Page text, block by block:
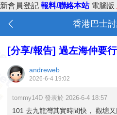
新會員登記 報料/聯絡本站 電腦版
香港巴士
[分享/報告] 過左海仲要
andreweb
2026-6-4 19:02
tommy14D 發表於 2026-6-4 18:57
101 去九龍灣其實時間快， 觀塘